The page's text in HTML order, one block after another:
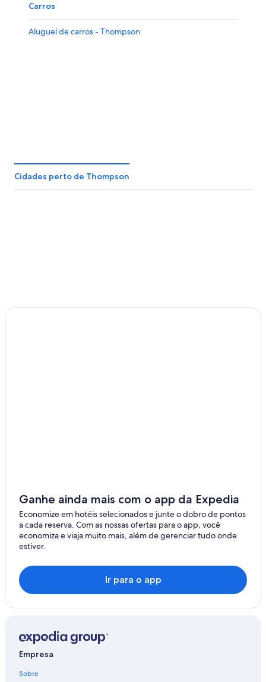
Carros
Aluguel de carros - Thompson
Cidades perto de Thompson
Ganhe ainda mais com o app da Expedia
Economize em hotéis selecionados e junte o dobro de pontos
a cada reserva. Com as nossas ofertas para o app, você
economiza e viaja muito mais, além de gerenciar tudo onde
estiver.
Ir para o app
Empresa
Sobre